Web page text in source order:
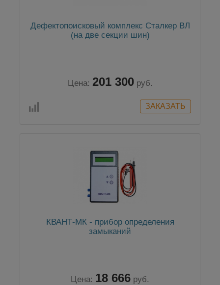
Дефектопоисковый комплекс Сталкер ВЛ
(на две секции шин)
Цена: 201 300 руб.
КВАНТ-МК - прибор определения
замыканий
Цена: 18 666 руб.